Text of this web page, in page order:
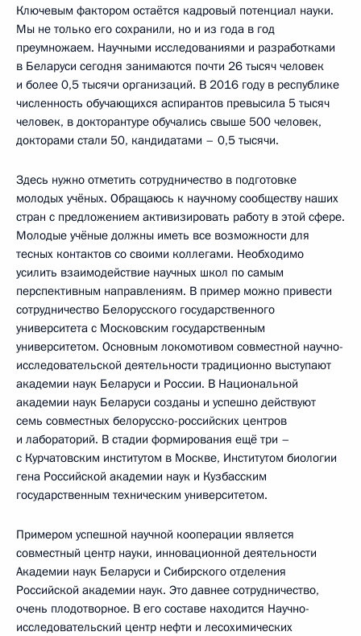
Ключевым фактором остаётся кадровый потенциал науки.
Мы не только его сохранили, но и из года в год
преумножаем. Научными исследованиями и разработками
в Беларуси сегодня занимаются почти 26 тысяч человек
и более 0,5 тысячи организаций. В 2016 году в республике
численность обучающихся аспирантов превысила 5 тысяч
человек, в докторантуре обучались свыше 500 человек,
докторами стали 50, кандидатами – 0,5 тысячи.
Здесь нужно отметить сотрудничество в подготовке
молодых учёных. Обращаюсь к научному сообществу наших
стран с предложением активизировать работу в этой сфере.
Молодые учёные должны иметь все возможности для
тесных контактов со своими коллегами. Необходимо
усилить взаимодействие научных школ по самым
перспективным направлениям. В пример можно привести
сотрудничество Белорусского государственного
университета с Московским государственным
университетом. Основным локомотивом совместной научно-
исследовательской деятельности традиционно выступают
академии наук Беларуси и России. В Национальной
академии наук Беларуси созданы и успешно действуют
семь совместных белорусско-российских центров
и лабораторий. В стадии формирования ещё три –
с Курчатовским институтом в Москве, Институтом биологии
гена Российской академии наук и Кузбасским
государственным техническим университетом.
Примером успешной научной кооперации является
совместный центр науки, инновационной деятельности
Академии наук Беларуси и Сибирского отделения
Российской академии наук. Это давнее сотрудничество,
очень плодотворное. В его составе находится Научно-
исследовательский центр нефти и лесохимических